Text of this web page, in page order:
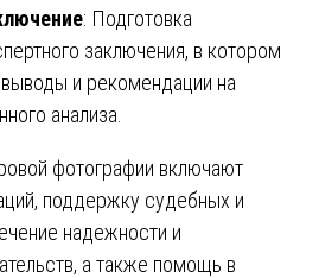
: Подготовка
заключения, в котором
и рекомендации на
анализа.
фотографии включают
поддержку судебных и
надежности и
а также помощь в